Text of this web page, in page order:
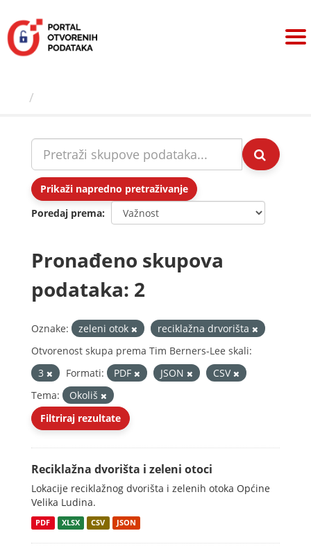
sadržaj
Prikaži napredno pretraživanje
Poredaj prema
Pronađeno skupova
podataka: 2
Oznake: zeleni otok
reciklažna drvorišta
Otvorenost skupa prema Tim Berners-Lee skali:
3
Formati: PDF JSON
CSV
Tema:
Okoliš
Filtriraj rezultate
Reciklažna dvorišta i zeleni otoci
Lokacije reciklažnog dvorišta i zelenih otoka Općine
Velika Ludina.
PDF XLSX CSV JSON